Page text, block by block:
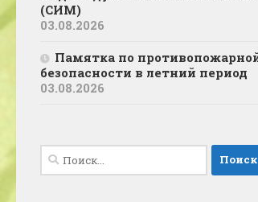
(СИМ)
03.08.2026
Памятка по
безопасности в летний период
03.08.2026
Найти: